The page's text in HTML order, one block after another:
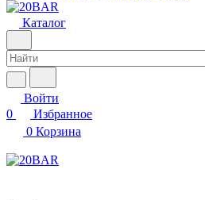
Каталог
Войти
0
Избранное
0 Корзина